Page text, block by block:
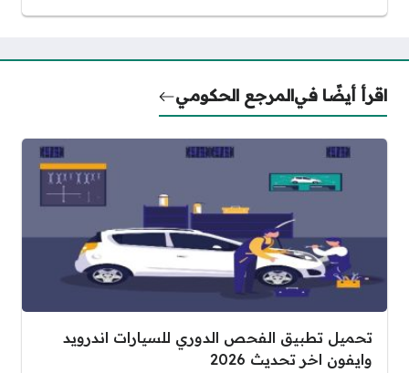
اقرأ أيضًا فيالمرجع الحكومي
تحميل تطبيق الفحص الدوري للسيارات اندرويد
وايفون اخر تحديث 2026